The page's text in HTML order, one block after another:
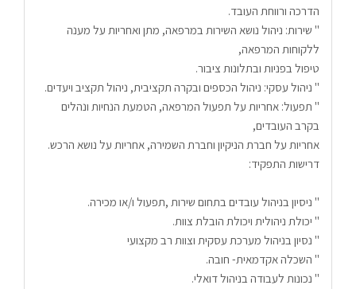
הדרכה ורווחת העובד.
ללקוחות המרפאה,
טיפול בפניות ובתלונות ציבור.
" ניהול עסקי: ניהול הכספים ובקרה תקציבית, ניהול תקציב ויעדים.
בקרב העובדים,
אחריות על חברת הניקיון וחברת השמירה, אחריות על נושא הרכש.
דרישות התפקיד:
" ניסיון בניהול עובדים בתחום שירות ,תפעול ו/או מכירה.
" יכולת ניהולית ויכולת הובלת צוות.
" נסיון בניהול מערכת עסקית וצוות רב מקצועי
" השכלה אקדמאית- חובה.
" נכונות לעבודה בניהול דואלי.